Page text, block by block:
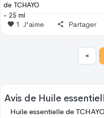
1 J'aime Partager
«
Avis de Huile
Huile essentielle de